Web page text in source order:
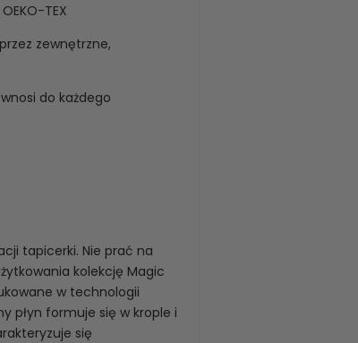
TEX
zewnętrzne,
do każdego
tapicerki. Nie prać na
kolekcję Magic
w technologii
płyn formuje się w krople i
się